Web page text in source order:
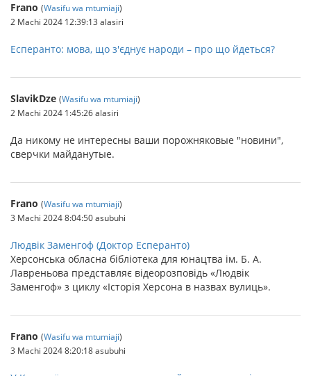
Frano (Wasifu wa mtumiaji)
2 Machi 2024 12:39:13 alasiri
Есперанто: мова, що з'єднує народи – про що йдеться?
SlavikDze (Wasifu wa mtumiaji)
2 Machi 2024 1:45:26 alasiri
Да никому не интересны ваши порожняковые "новини",
сверчки майданутые.
Frano (Wasifu wa mtumiaji)
3 Machi 2024 8:04:50 asubuhi
Людвік Заменгоф (Доктор Есперанто)
Херсонська обласна бібліотека для юнацтва ім. Б. А.
Лавреньова представляє відеорозповідь «Людвік
Заменгоф» з циклу «Історія Херсона в назвах вулиць».
Frano (Wasifu wa mtumiaji)
3 Machi 2024 8:20:18 asubuhi